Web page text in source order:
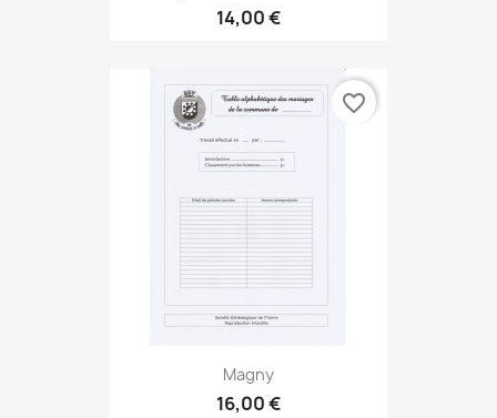
14,00 €
Magny
16,00 €
favorite_border